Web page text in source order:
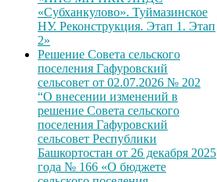
«Субханкулово». Туймазинское
НУ. Реконструкция. Этап 1. Этап
2»
Решение Совета сельского
поселения Гафуровский
сельсовет от 02.07.2026 № 202
“О внесении изменений в
решение Совета сельского
поселения Гафуровский
сельсовет Республики
Башкортостан от 26 декабря 2025
года № 166 «О бюджете